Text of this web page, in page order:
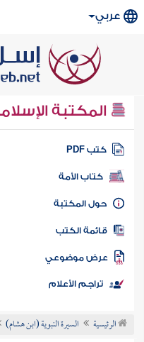
عربي
المكتبة
كتب PDF
كتاب الأمة
المكتبة
الكتب
موضوعي
تراجم الأعلام
الرئيسية السيرة النبوية (ابن هشام)